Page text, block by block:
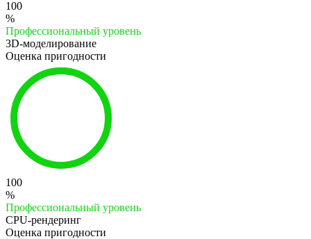
100
%
Профессиональный уровень
3D-моделирование
Оценка пригодности
100
%
Профессиональный уровень
CPU-рендеринг
Оценка пригодности